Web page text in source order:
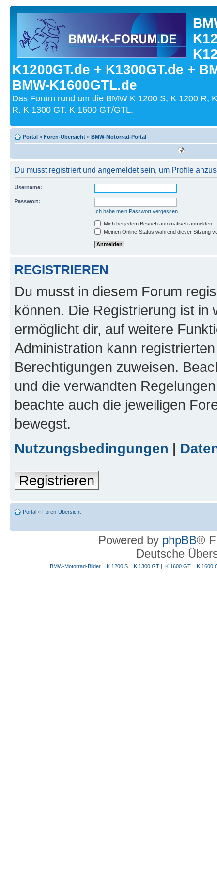
K1200GT.de + K1300GT.de +
BMW-K1600GTL.de
Das Forum rund um die BMW K 1200 S, K 1200 R,
R, K 1300 GT, K 1600 GT/GTL.
Portal » Foren-Übersicht » BMW-Motorrad-Portal
Du musst registriert und angemeldet sein, um Profile
Username:
Passwort:
Ich habe mein Passwort vergessen
Mich bei jedem Besuch automatisch anmelden
Meinen Online-Status während dieser Sitzung
REGISTRIEREN
Du musst in diesem Forum
können. Die Registrierung ist in
ermöglicht dir, auf weitere
Administration kann
Berechtigungen zuweisen.
und die verwandten
beachte auch die jeweiligen
bewegst.
Nutzungsbedingungen |
Registrieren
Portal » Foren-Übersicht
Powered by phpBB®
Deutsche
BMW-Motorrad-Bilder| K 1200 S| K 1300 GT| K 1600 GT| K 1600